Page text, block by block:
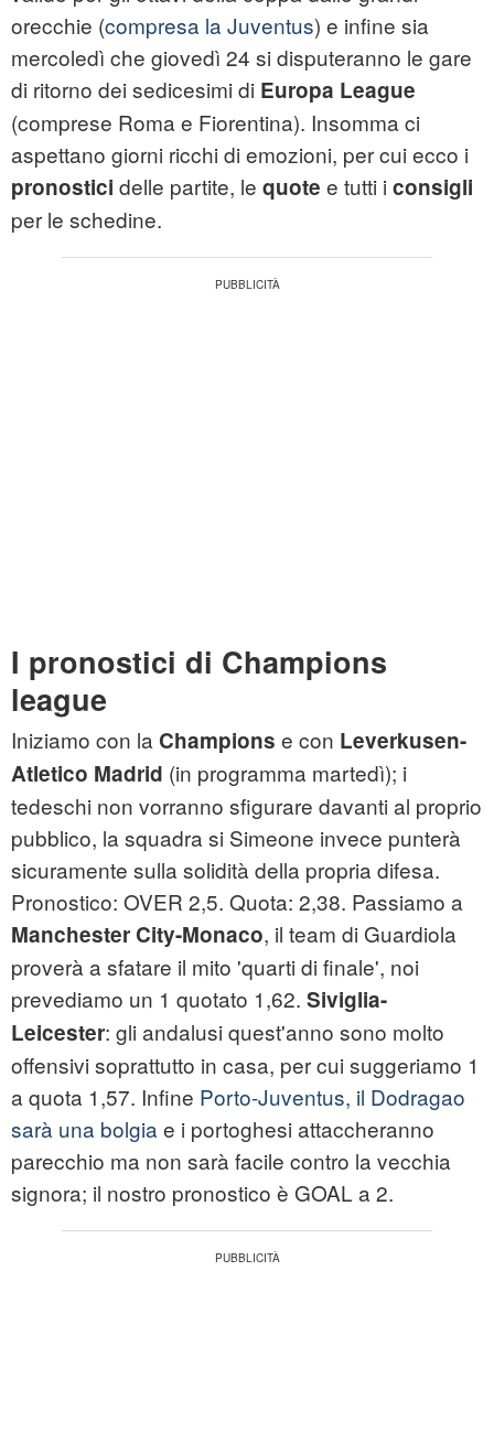
orecchie (compresa la Juventus) e infine sia
mercoledì che giovedì 24 si disputeranno le gare
di ritorno dei sedicesimi di Europa League
(comprese Roma e Fiorentina). Insomma ci
aspettano giorni ricchi di emozioni, per cui ecco i
pronostici delle partite, le quote e tutti i consigli
per le schedine.
I pronostici di Champions
league
Iniziamo con la Champions e con Leverkusen-
Atletico Madrid (in programma martedì); i
tedeschi non vorranno sfigurare davanti al proprio
pubblico, la squadra si Simeone invece punterà
sicuramente sulla solidità della propria difesa.
Pronostico: OVER 2,5. Quota: 2,38. Passiamo a
Manchester City-Monaco, il team di Guardiola
proverà a sfatare il mito 'quarti di finale', noi
prevediamo un 1 quotato 1,62. Siviglia-
Leicester: gli andalusi quest'anno sono molto
offensivi soprattutto in casa, per cui suggeriamo 1
a quota 1,57. Infine Porto-Juventus, il Dodragao
sarà una bolgia e i portoghesi attaccheranno
parecchio ma non sarà facile contro la vecchia
signora; il nostro pronostico è GOAL a 2.